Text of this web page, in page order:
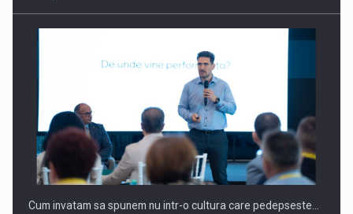
Cum invatam sa spunem nu intr-o cultura care pedepseste…